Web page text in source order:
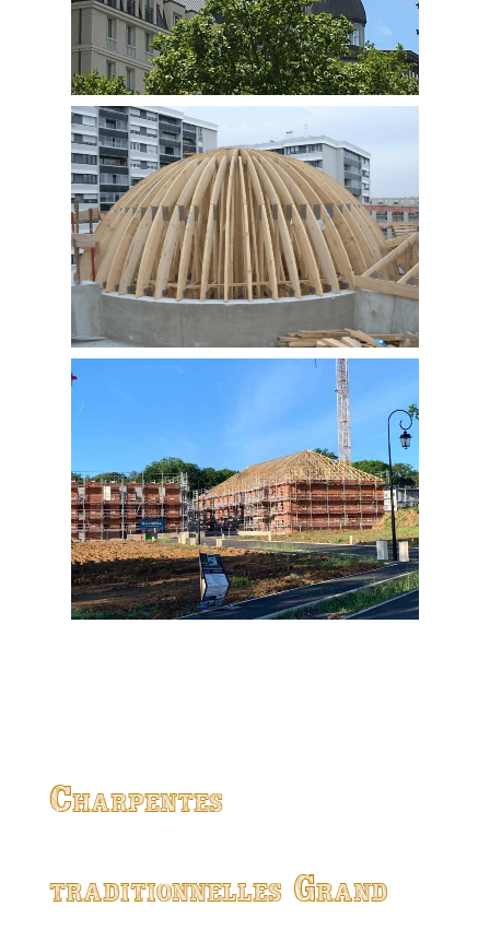
Charpentes
traditionnelles Grand